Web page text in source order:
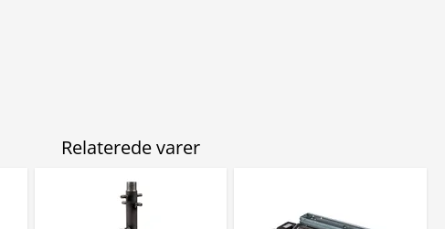
Relaterede varer